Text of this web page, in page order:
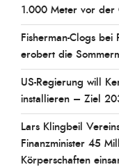
1.000 Meter vor der
Fisherman-Clogs bei
erobert die
US-Regierung will
installieren – Ziel
Lars Klingbeil
Finanzminister 45
Körperschaften